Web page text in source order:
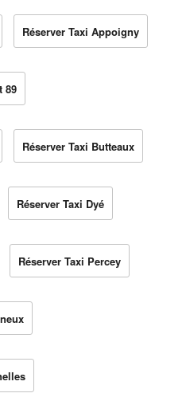
Réserver Taxi Appoigny
89
Réserver Taxi Butteaux
Réserver Taxi Dyé
Réserver Taxi Percey